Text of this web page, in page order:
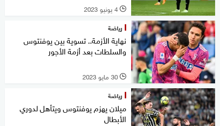
l 4 يونيو 2023
رياضة
نهاية الأزمة.. تسوية بين يوفنتوس
والسلطات بعد أزمة الأجور
l 30 مايو 2023
رياضة
ميلان يهزم يوفنتوس ويتأهل لدوري
الأبطال